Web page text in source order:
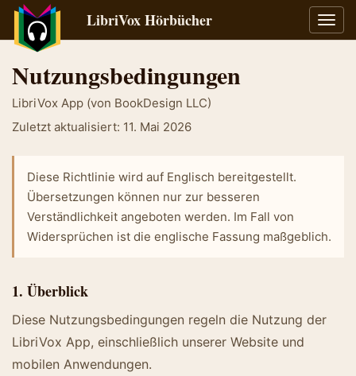
LibriVox Hörbücher
Nutzungsbedingungen
LibriVox App (von BookDesign LLC)
Zuletzt aktualisiert: 11. Mai 2026
Diese Richtlinie wird auf Englisch bereitgestellt.
Übersetzungen können nur zur besseren
Verständlichkeit angeboten werden. Im Fall von
Widersprüchen ist die englische Fassung maßgeblich.
1. Überblick
Diese Nutzungsbedingungen regeln die Nutzung der
LibriVox App, einschließlich unserer Website und
mobilen Anwendungen.